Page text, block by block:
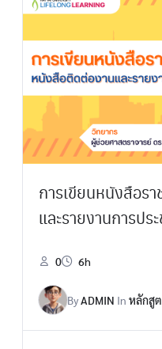
การเขียนหนังสือร
และรายงานการปร
0 6h
ByADMIN In หลักสู